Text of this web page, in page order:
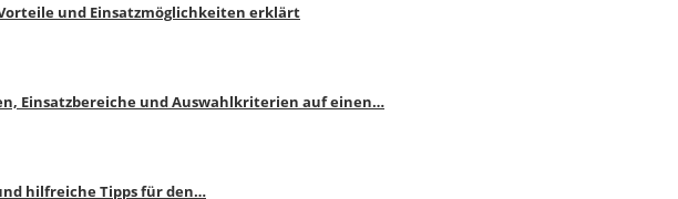
und Einsatzmöglichkeiten erklärt
Einsatzbereiche und Auswahlkriterien auf einen…
hilfreiche Tipps für den…